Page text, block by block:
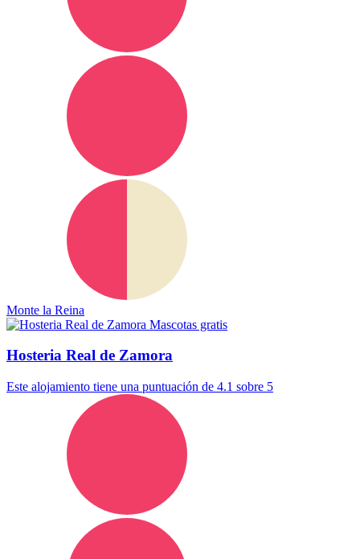
Monte la Reina
Mascotas gratis
Hosteria Real de Zamora
Este alojamiento tiene una puntuación de 4.1 sobre 5